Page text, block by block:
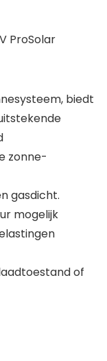
ProSolar
biedt
zonne-
gasdicht.
mogelijk
of